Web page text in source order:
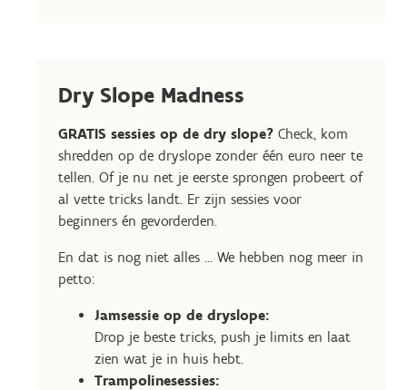
Dry Slope Madness
GRATIS sessies op de dry slope? Check, kom
shredden op de dryslope zonder één euro neer te
tellen. Of je nu net je eerste sprongen probeert of
al vette tricks landt. Er zijn sessies voor
beginners én gevorderden.
En dat is nog niet alles … We hebben nog meer in
petto:
Jamsessie op de dryslope:
Drop je beste tricks, push je limits en laat
zien wat je in huis hebt.
Trampolinesessies: